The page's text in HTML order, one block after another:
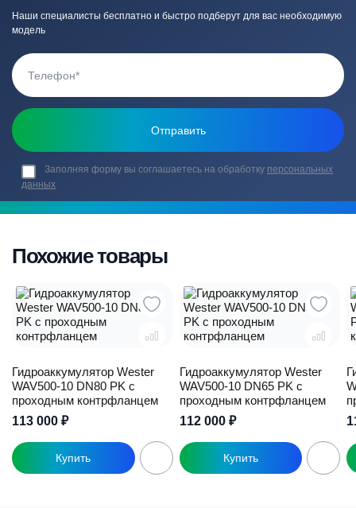
Наши специалисты бесплатно и быстро подберут для вас необходимую
модель
Заполняя форму вы соглашаетесь на обработку персональных
данных
Похожие товары
Гидроаккумулятор Wester
WAV500-10 DN80 PK с
проходным контрфланцем
113 000 ₽
Гидроаккумулятор Wester
WAV500-10 DN65 PK с
проходным контрфланцем
112 000 ₽